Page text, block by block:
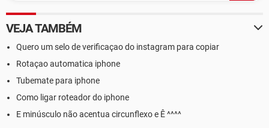
VEJA TAMBÉM
Quero um selo de verificaçao do instagram para copiar
Rotaçao automatica iphone
Tubemate para iphone
Como ligar roteador do iphone
E minúsculo não acentua circunflexo e Ê ^^^^